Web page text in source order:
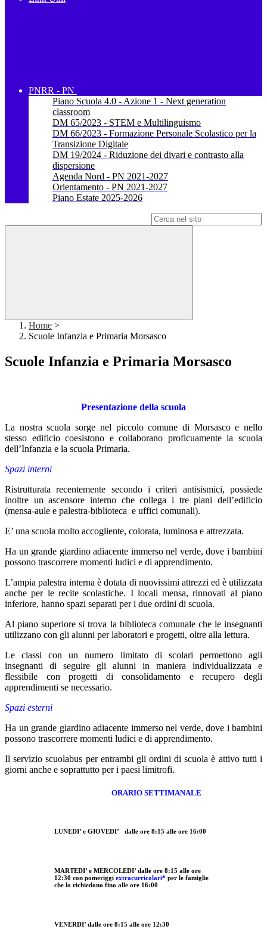
PNRR - PN
Piano Scuola 4.0 - Azione 1 - Next generation
classroom
DM 65/2023 - STEM e Multilinguismo
DM 66/2023 - Formazione Personale Scolastico per la
Transizione Digitale
DM 19/2024 - Riduzione dei divari e contrasto alla
dispersione
Agenda Nord - PN 2021-2027
Orientamento - PN 2021-2027
Piano Estate 2025-2026
Home >
Scuole Infanzia e Primaria Morsasco
Scuole Infanzia e Primaria Morsasco
Presentazione della scuola
La nostra scuola sorge nel piccolo comune di Morsasco e nello
stesso edificio coesistono e collaborano proficuamente la scuola
dell’Infanzia e la scuola Primaria.
Spazi interni
Ristrutturata recentemente secondo i criteri antisismici, possiede
inoltre un ascensore interno che collega i tre piani dell’edificio
(mensa-aule e palestra-biblioteca e uffici comunali).
E’ una scuola molto accogliente, colorata, luminosa e attrezzata.
Ha un grande giardino adiacente immerso nel verde, dove i bambini
possono trascorrere momenti ludici e di apprendimento.
L’ampia palestra interna è dotata di nuovissimi attrezzi ed è utilizzata
anche per le recite scolastiche. I locali mensa, rinnovati al piano
inferiore, hanno spazi separati per i due ordini di scuola.
Al piano superiore si trova la biblioteca comunale che le insegnanti
utilizzano con gli alunni per laboratori e progetti, oltre alla lettura.
Le classi con un numero limitato di scolari permettono agli
insegnanti di seguire gli alunni in maniera individualizzata e
flessibile con progetti di consolidamento e recupero degli
apprendimenti se necessario.
Spazi esterni
Ha un grande giardino adiacente immerso nel verde, dove i bambini
possono trascorrere momenti ludici e di apprendimento.
Il servizio scuolabus per entrambi gli ordini di scuola è attivo tutti i
giorni anche e soprattutto per i paesi limitrofi.
ORARIO SETTIMANALE
LUNEDI’ e GIOVEDI’ dalle ore 8:15 alle ore 16:00
MARTEDI’ e MERCOLEDI’ dalle ore 8:15 alle ore
12:30 con pomeriggi extracurricolari* per le famiglie
che lo richiedono fino alle ore 16:00
VENERDI’ dalle ore 8:15 alle ore 12:30